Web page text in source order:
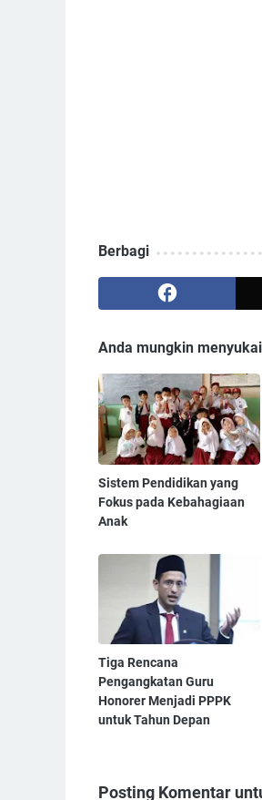
Berbagi
Anda mungkin
Sistem Pendidikan yang
Fokus pada Kebahagiaan
Anak
Tiga Rencana
Pengangkatan Guru
Honorer Menjadi PPPK
untuk Tahun Depan
Posting Komentar